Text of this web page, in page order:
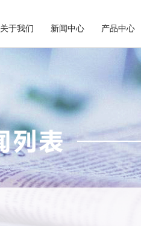
关于我们 新闻中心 产品中心